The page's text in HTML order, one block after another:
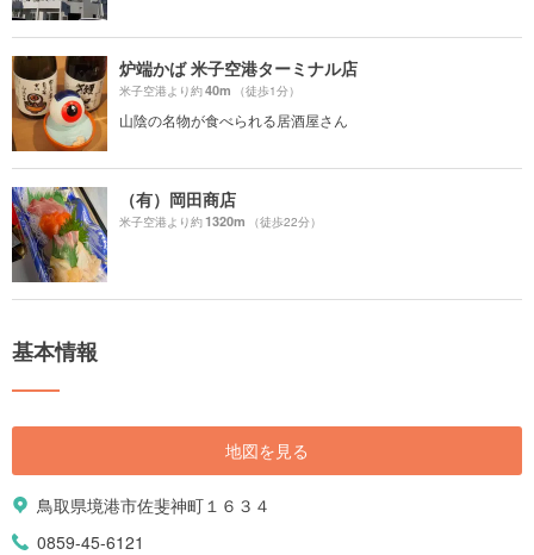
炉端かば 米子空港ターミナル店
米子空港より約40m （徒歩1分）
山陰の名物が食べられる居酒屋さん
（有）岡田商店
米子空港より約1320m （徒歩22分）
基本情報
地図を見る
鳥取県境港市佐斐神町１６３４
0859-45-6121